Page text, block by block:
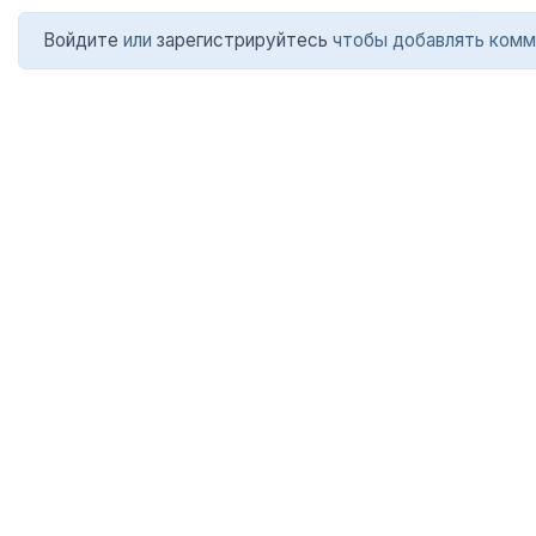
Войдите или зарегистрируйтесь чтобы добавлять